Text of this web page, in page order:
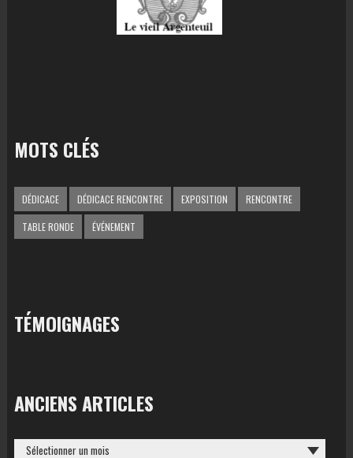
MOTS CLÉS
DÉDICACE DÉDICACE RENCONTRE EXPOSITION RENCONTRE
TABLE RONDE ÉVÉNEMENT
TÉMOIGNAGES
ANCIENS ARTICLES
ANCIENS